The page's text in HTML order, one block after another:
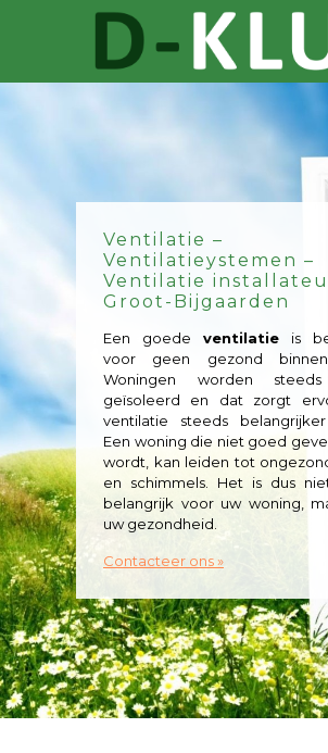
Ventilatie –
Ventilatieystemen –
Ventilatie
Groot-Bijgaarden
Een goede ventilatie is
voor geen gezond
Woningen worden
geïsoleerd en dat zorgt
ventilatie steeds
Een woning die niet goed
wordt, kan leiden tot
en schimmels. Het is dus
belangrijk voor uw woning,
uw gezondheid.
Contacteer ons »